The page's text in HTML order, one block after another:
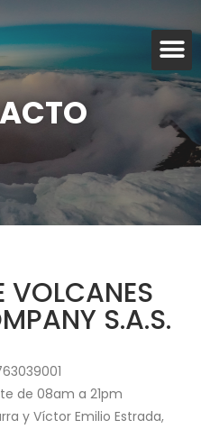
VOLCANES
S.A.S.
de 08am a 21pm
y Víctor Emilio Estrada,